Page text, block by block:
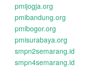
pmijogja.org
pmibandung.org
pmibogor.org
pmisurabaya.org
smpn2semarang.id
smpn4semarang.id